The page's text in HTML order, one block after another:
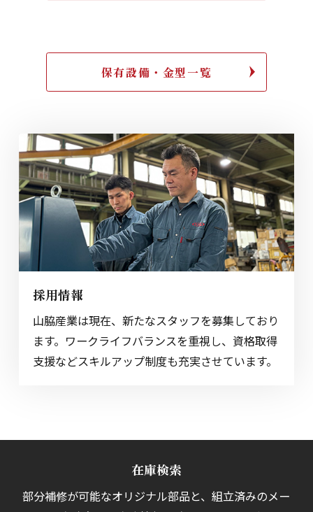
保有設備・金型一覧
採用情報
山脇産業は現在、新たなスタッフを募集しており
ます。ワークライフバランスを重視し、資格取得
支援などスキルアップ制度も充実させています。
在庫検索
部分補修が可能なオリジナル部品と、組立済みのメー